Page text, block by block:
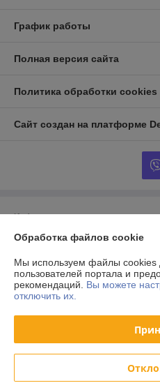
График работы
Полная версия сайта
Политика обработки cookies
Сайт создан на платформе
Информация для покупателя
Юридическое лицо:ООО
Регистрационный номер ЕГР:
УНП: 193006870
Регистрационный орган:
Дата регистрации компании:
Обработка файлов cookie
Мы используем файлы cookies
пользователей портала и
рекомендаций. Вы можете
отключить их.